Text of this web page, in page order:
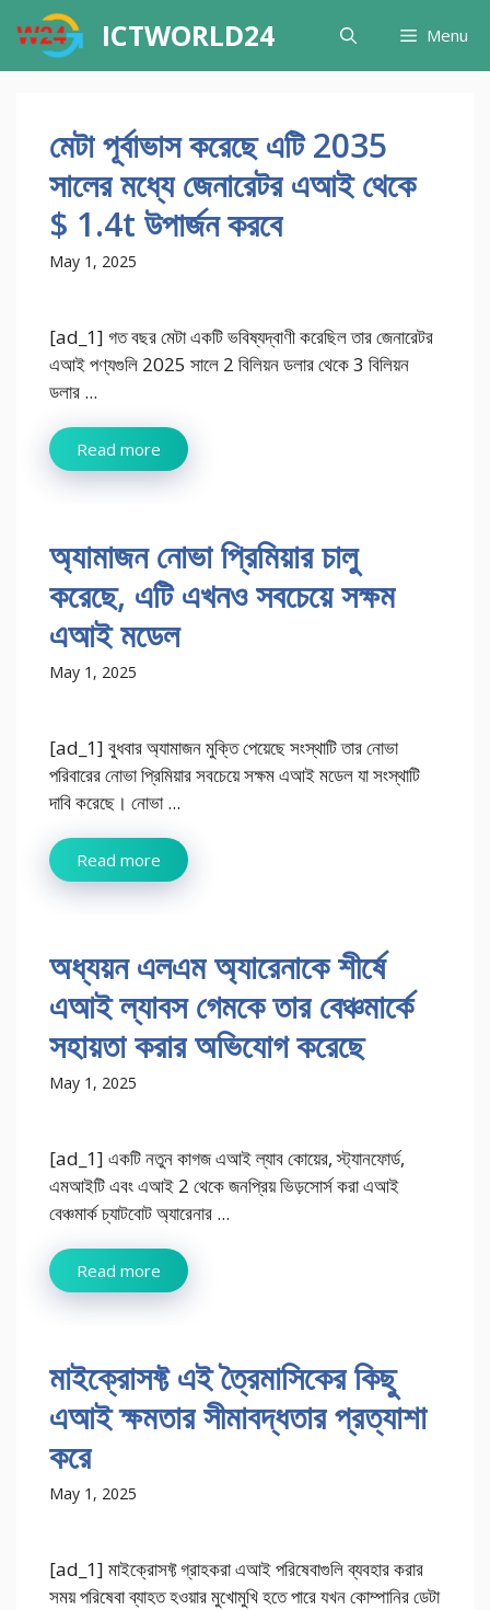
content
ICTWORLD24 Menu
মেটা পূর্বাভাস করেছে এটি 2035
সালের মধ্যে জেনারেটর এআই থেকে
$ 1.4t উপার্জন করবে
May 1, 2025
[ad_1] গত বছর মেটা একটি ভবিষ্যদ্বাণী করেছিল তার জেনারেটর
এআই পণ্যগুলি 2025 সালে 2 বিলিয়ন ডলার থেকে 3 বিলিয়ন
ডলার ...
Read more
অ্যামাজন নোভা প্রিমিয়ার চালু
করেছে, এটি এখনও সবচেয়ে সক্ষম
এআই মডেল
May 1, 2025
[ad_1] বুধবার অ্যামাজন মুক্তি পেয়েছে সংস্থাটি তার নোভা
পরিবারের নোভা প্রিমিয়ার সবচেয়ে সক্ষম এআই মডেল যা সংস্থাটি
দাবি করেছে। নোভা ...
Read more
অধ্যয়ন এলএম অ্যারেনাকে শীর্ষে
এআই ল্যাবস গেমকে তার বেঞ্চমার্কে
সহায়তা করার অভিযোগ করেছে
May 1, 2025
[ad_1] একটি নতুন কাগজ এআই ল্যাব কোয়ের, স্ট্যানফোর্ড,
এমআইটি এবং এআই 2 থেকে জনপ্রিয় ভিড়সোর্স করা এআই
বেঞ্চমার্ক চ্যাটবোট অ্যারেনার ...
Read more
মাইক্রোসফ্ট এই ত্রৈমাসিকের কিছু
এআই ক্ষমতার সীমাবদ্ধতার প্রত্যাশা
করে
May 1, 2025
[ad_1] মাইক্রোসফ্ট গ্রাহকরা এআই পরিষেবাগুলি ব্যবহার করার
সময় পরিষেবা ব্যাহত হওয়ার মুখোমুখি হতে পারে যখন কোম্পানির ডেটা